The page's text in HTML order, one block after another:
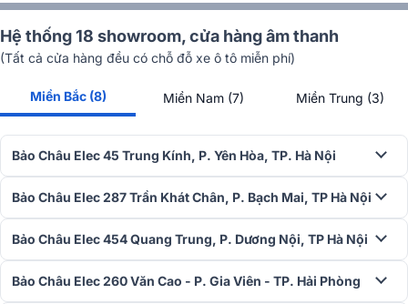
Hệ thống 18 showroom, cửa hàng âm thanh
(Tất cả cửa hàng đều có chỗ đỗ xe ô tô miễn phí)
Miền Bắc (8) Miền Nam (7) Miền Trung (3)
Bảo Châu Elec 45 Trung Kính, P. Yên Hòa, TP. Hà Nội
Bảo Châu Elec 287 Trần Khát Chân, P. Bạch Mai, TP Hà Nội
Bảo Châu Elec 454 Quang Trung, P. Dương Nội, TP Hà Nội
Bảo Châu Elec 260 Văn Cao - P. Gia Viên - TP. Hải Phòng